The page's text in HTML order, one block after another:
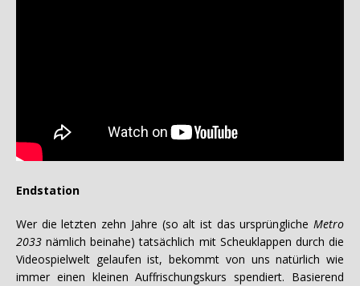
Endstation
Wer die letzten zehn Jahre (so alt ist das ursprüngliche Metro
2033 nämlich beinahe) tatsächlich mit Scheuklappen durch die
Videospielwelt gelaufen ist, bekommt von uns natürlich wie
immer einen kleinen Auffrischungskurs spendiert. Basierend